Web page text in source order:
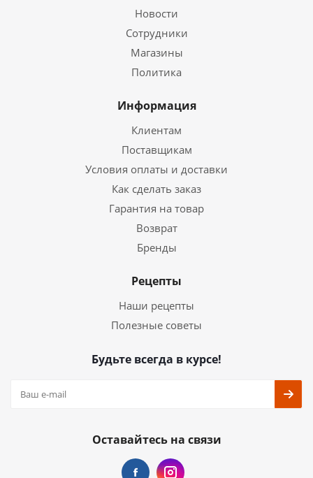
Новости
Сотрудники
Магазины
Политика
Информация
Клиентам
Поставщикам
Условия оплаты и доставки
Как сделать заказ
Гарантия на товар
Возврат
Бренды
Рецепты
Наши рецепты
Полезные советы
Будьте всегда в курсе!
Оставайтесь на связи